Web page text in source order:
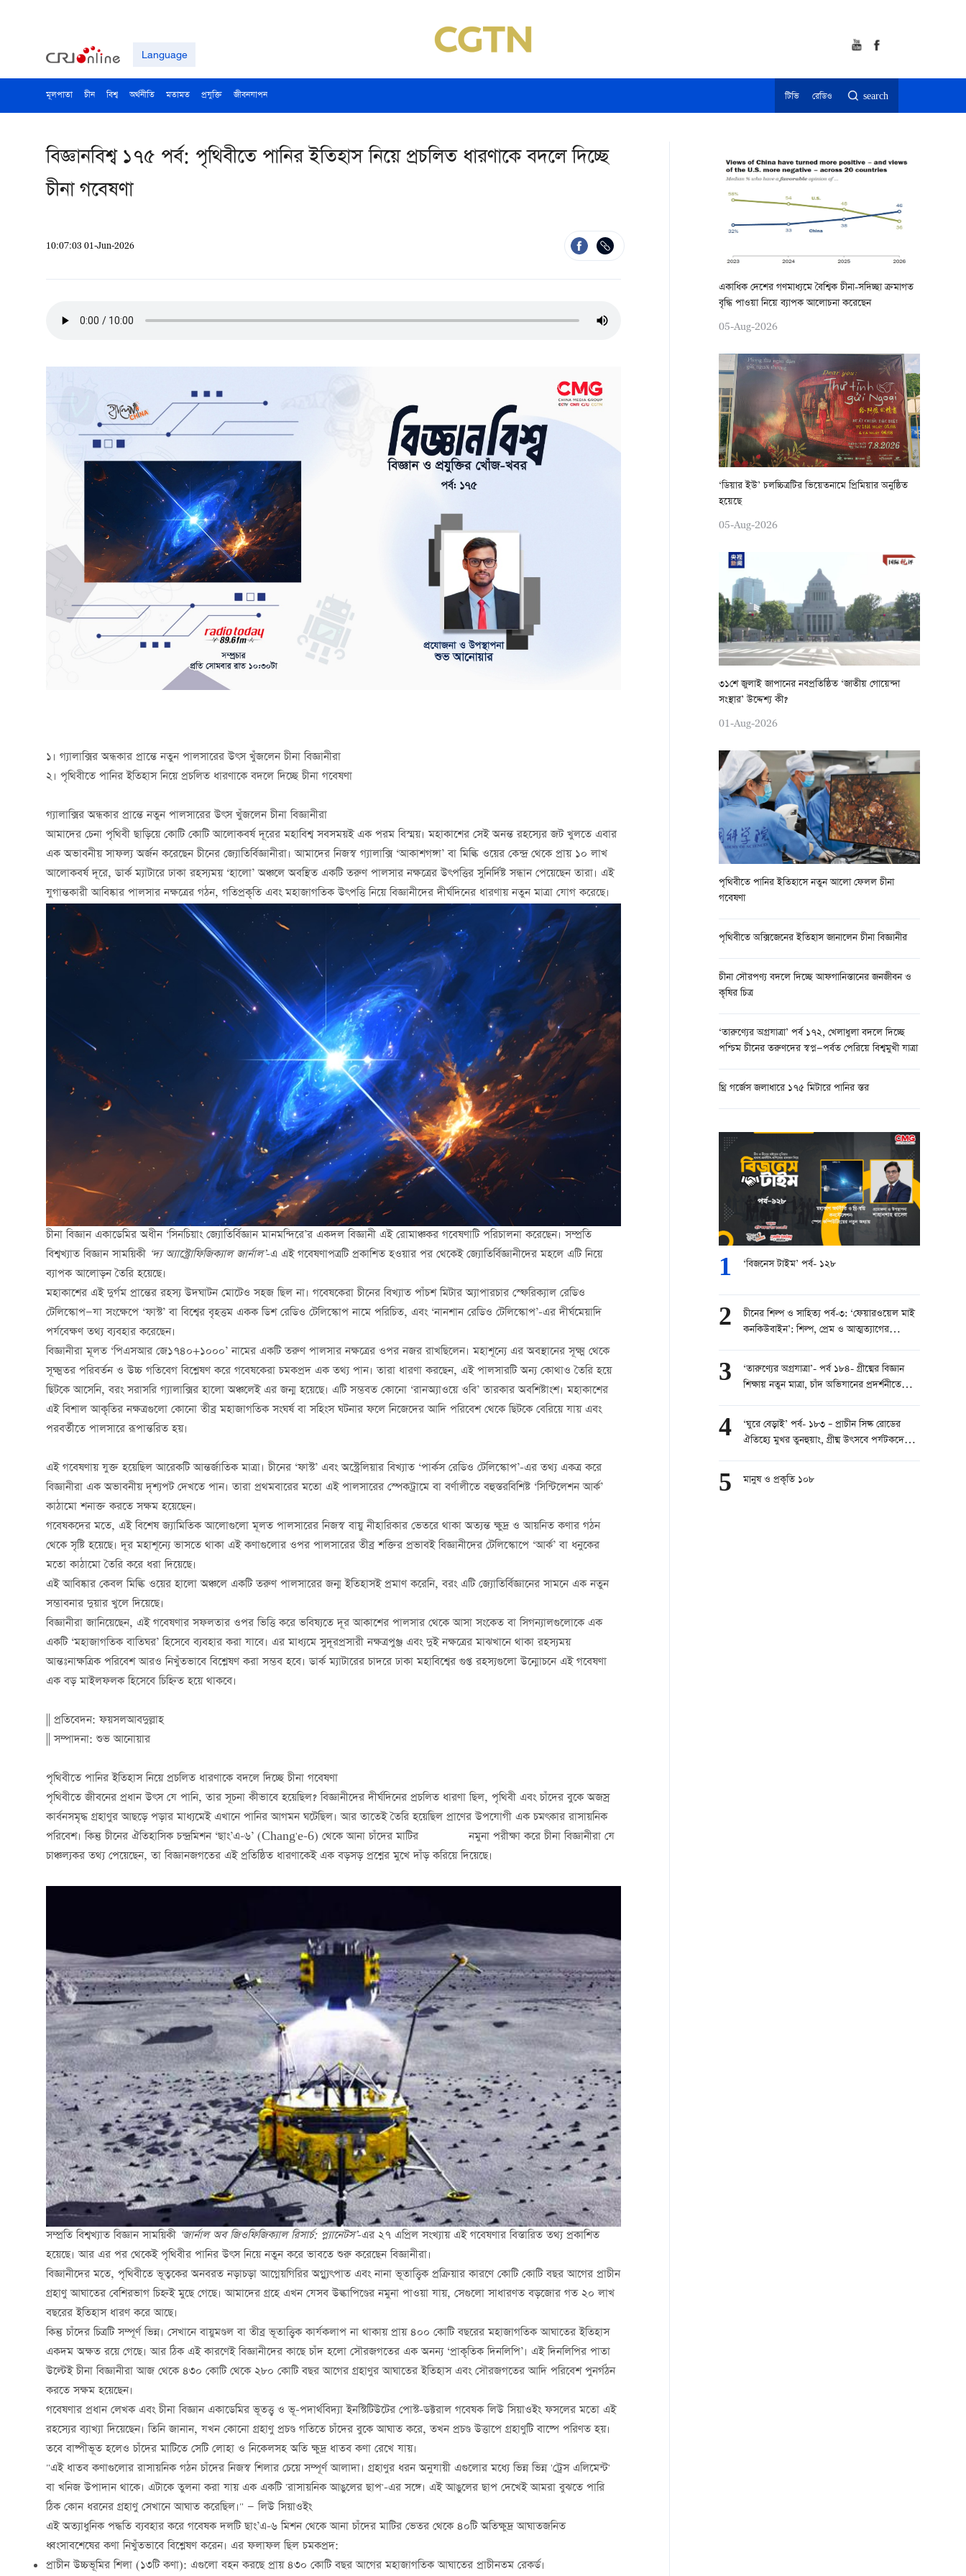
Language
মূলপাতা চীন বিশ্ব অর্থনীতি মতামত প্রযুক্তি জীবনযাপন টিভি রেডিও search
বিজ্ঞানবিশ্ব ১৭৫ পর্ব: পৃথিবীতে পানির ইতিহাস নিয়ে প্রচলিত ধারণাকে বদলে দিচ্ছে
চীনা গবেষণা
10:07:03 01-Jun-2026
১। গ্যালাক্সির অন্ধকার প্রান্তে নতুন পালসারের উৎস খুঁজলেন চীনা বিজ্ঞানীরা
২। পৃথিবীতে পানির ইতিহাস নিয়ে প্রচলিত ধারণাকে বদলে দিচ্ছে চীনা গবেষণা
গ্যালাক্সির অন্ধকার প্রান্তে নতুন পালসারের উৎস খুঁজলেন চীনা বিজ্ঞানীরা
আমাদের চেনা পৃথিবী ছাড়িয়ে কোটি কোটি আলোকবর্ষ দূরের মহাবিশ্ব সবসময়ই এক পরম বিস্ময়। মহাকাশের সেই অনন্ত রহস্যের জট খুলতে এবার
এক অভাবনীয় সাফল্য অর্জন করেছেন চীনের জ্যোতির্বিজ্ঞানীরা। আমাদের নিজস্ব গ্যালাক্সি ‘আকাশগঙ্গা’ বা মিল্কি ওয়ের কেন্দ্র থেকে প্রায় ১০ লাখ
আলোকবর্ষ দূরে, ডার্ক ম্যাটারে ঢাকা রহস্যময় ‘হালো’ অঞ্চলে অবস্থিত একটি তরুণ পালসার নক্ষত্রের উৎপত্তির সুনির্দিষ্ট সন্ধান পেয়েছেন তারা। এই
যুগান্তকারী আবিষ্কার পালসার নক্ষত্রের গঠন, গতিপ্রকৃতি এবং মহাজাগতিক উৎপত্তি নিয়ে বিজ্ঞানীদের দীর্ঘদিনের ধারণায় নতুন মাত্রা যোগ করেছে।
চীনা বিজ্ঞান একাডেমির অধীন ‘সিনচিয়াং জ্যোতির্বিজ্ঞান মানমন্দিরে’র একদল বিজ্ঞানী এই রোমাঞ্চকর গবেষণাটি পরিচালনা করেছেন। সম্প্রতি
বিশ্বখ্যাত বিজ্ঞান সাময়িকী ‘দ্য অ্যাস্ট্রোফিজিক্যাল জার্নাল’-এ এই গবেষণাপত্রটি প্রকাশিত হওয়ার পর থেকেই জ্যোতির্বিজ্ঞানীদের মহলে এটি নিয়ে
ব্যাপক আলোড়ন তৈরি হয়েছে।
মহাকাশের এই দুর্গম প্রান্তের রহস্য উদঘাটন মোটেও সহজ ছিল না। গবেষকেরা চীনের বিখ্যাত পাঁচশ মিটার অ্যাপারচার স্ফেরিক্যাল রেডিও
টেলিস্কোপ—যা সংক্ষেপে ‘ফাস্ট’ বা বিশ্বের বৃহত্তম একক ডিশ রেডিও টেলিস্কোপ নামে পরিচিত, এবং ‘নানশান রেডিও টেলিস্কোপ’-এর দীর্ঘমেয়াদি
পর্যবেক্ষণ তথ্য ব্যবহার করেছেন।
বিজ্ঞানীরা মূলত ‘পিএসআর জে১৭৪০+১০০০’ নামের একটি তরুণ পালসার নক্ষত্রের ওপর নজর রাখছিলেন। মহাশূন্যে এর অবস্থানের সূক্ষ্ম থেকে
সূক্ষ্মতর পরিবর্তন ও উচ্চ গতিবেগ বিশ্লেষণ করে গবেষকেরা চমকপ্রদ এক তথ্য পান। তারা ধারণা করছেন, এই পালসারটি অন্য কোথাও তৈরি হয়ে
ছিটকে আসেনি, বরং সরাসরি গ্যালাক্সির হালো অঞ্চলেই এর জন্ম হয়েছে। এটি সম্ভবত কোনো ‘রানঅ্যাওয়ে ওবি’ তারকার অবশিষ্টাংশ। মহাকাশের
এই বিশাল আকৃতির নক্ষত্রগুলো কোনো তীব্র মহাজাগতিক সংঘর্ষ বা সহিংস ঘটনার ফলে নিজেদের আদি পরিবেশ থেকে ছিটকে বেরিয়ে যায় এবং
পরবর্তীতে পালসারে রূপান্তরিত হয়।
এই গবেষণায় যুক্ত হয়েছিল আরেকটি আন্তর্জাতিক মাত্রা। চীনের ‘ফাস্ট’ এবং অস্ট্রেলিয়ার বিখ্যাত ‘পার্কস রেডিও টেলিস্কোপ’-এর তথ্য একত্র করে
বিজ্ঞানীরা এক অভাবনীয় দৃশ্যপট দেখতে পান। তারা প্রথমবারের মতো এই পালসারের স্পেকট্রামে বা বর্ণালীতে বহুস্তরবিশিষ্ট ‘সিন্টিলেশন আর্ক’
কাঠামো শনাক্ত করতে সক্ষম হয়েছেন।
গবেষকদের মতে, এই বিশেষ জ্যামিতিক আলোগুলো মূলত পালসারের নিজস্ব বায়ু নীহারিকার ভেতরে থাকা অত্যন্ত ক্ষুদ্র ও আয়নিত কণার গঠন
থেকে সৃষ্টি হয়েছে। দূর মহাশূন্যে ভাসতে থাকা এই কণাগুলোর ওপর পালসারের তীব্র শক্তির প্রভাবই বিজ্ঞানীদের টেলিস্কোপে ‘আর্ক’ বা ধনুকের
মতো কাঠামো তৈরি করে ধরা দিয়েছে।
এই আবিষ্কার কেবল মিল্কি ওয়ের হালো অঞ্চলে একটি তরুণ পালসারের জন্ম ইতিহাসই প্রমাণ করেনি, বরং এটি জ্যোতির্বিজ্ঞানের সামনে এক নতুন
সম্ভাবনার দুয়ার খুলে দিয়েছে।
বিজ্ঞানীরা জানিয়েছেন, এই গবেষণার সফলতার ওপর ভিত্তি করে ভবিষ্যতে দূর আকাশের পালসার থেকে আসা সংকেত বা সিগন্যালগুলোকে এক
একটি ‘মহাজাগতিক বাতিঘর’ হিসেবে ব্যবহার করা যাবে। এর মাধ্যমে সুদূরপ্রসারী নক্ষত্রপুঞ্জ এবং দুই নক্ষত্রের মাঝখানে থাকা রহস্যময়
আন্তঃনাক্ষত্রিক পরিবেশ আরও নিখুঁতভাবে বিশ্লেষণ করা সম্ভব হবে। ডার্ক ম্যাটারের চাদরে ঢাকা মহাবিশ্বের গুপ্ত রহস্যগুলো উন্মোচনে এই গবেষণা
এক বড় মাইলফলক হিসেবে চিহ্নিত হয়ে থাকবে।
|| প্রতিবেদন: ফয়সলআবদুল্লাহ
|| সম্পাদনা: শুভ আনোয়ার
পৃথিবীতে পানির ইতিহাস নিয়ে প্রচলিত ধারণাকে বদলে দিচ্ছে চীনা গবেষণা
পৃথিবীতে জীবনের প্রধান উৎস যে পানি, তার সূচনা কীভাবে হয়েছিল? বিজ্ঞানীদের দীর্ঘদিনের প্রচলিত ধারণা ছিল, পৃথিবী এবং চাঁদের বুকে অজস্র
কার্বনসমৃদ্ধ গ্রহাণুর আছড়ে পড়ার মাধ্যমেই এখানে পানির আগমন ঘটেছিল। আর তাতেই তৈরি হয়েছিল প্রাণের উপযোগী এক চমৎকার রাসায়নিক
পরিবেশ। কিন্তু চীনের ঐতিহাসিক চন্দ্রমিশন ‘ছাং’এ-৬’ (Chang'e-6) থেকে আনা চাঁদের মাটির নমুনা পরীক্ষা করে চীনা বিজ্ঞানীরা যে
চাঞ্চল্যকর তথ্য পেয়েছেন, তা বিজ্ঞানজগতের এই প্রতিষ্ঠিত ধারণাকেই এক বড়সড় প্রশ্নের মুখে দাঁড় করিয়ে দিয়েছে।
সম্প্রতি বিশ্বখ্যাত বিজ্ঞান সাময়িকী ‘জার্নাল অব জিওফিজিক্যাল রিসার্চ: প্ল্যানেটস’-এর ২৭ এপ্রিল সংখ্যায় এই গবেষণার বিস্তারিত তথ্য প্রকাশিত
হয়েছে। আর এর পর থেকেই পৃথিবীর পানির উৎস নিয়ে নতুন করে ভাবতে শুরু করেছেন বিজ্ঞানীরা।
বিজ্ঞানীদের মতে, পৃথিবীতে ভূত্বকের অনবরত নড়াচড়া আগ্নেয়গিরির অগ্ন্যুৎপাত এবং নানা ভূতাত্ত্বিক প্রক্রিয়ার কারণে কোটি কোটি বছর আগের প্রাচীন
গ্রহাণু আঘাতের বেশিরভাগ চিহ্নই মুছে গেছে। আমাদের গ্রহে এখন যেসব উল্কাপিণ্ডের নমুনা পাওয়া যায়, সেগুলো সাধারণত বড়জোর গত ২০ লাখ
বছরের ইতিহাস ধারণ করে আছে।
কিন্তু চাঁদের চিত্রটি সম্পূর্ণ ভিন্ন। সেখানে বায়ুমণ্ডল বা তীব্র ভূতাত্ত্বিক কার্যকলাপ না থাকায় প্রায় ৪০০ কোটি বছরের মহাজাগতিক আঘাতের ইতিহাস
একদম অক্ষত রয়ে গেছে। আর ঠিক এই কারণেই বিজ্ঞানীদের কাছে চাঁদ হলো সৌরজগতের এক অনন্য ‘প্রাকৃতিক দিনলিপি’। এই দিনলিপির পাতা
উল্টেই চীনা বিজ্ঞানীরা আজ থেকে ৪৩০ কোটি থেকে ২৮০ কোটি বছর আগের গ্রহাণুর আঘাতের ইতিহাস এবং সৌরজগতের আদি পরিবেশ পুনর্গঠন
করতে সক্ষম হয়েছেন।
গবেষণার প্রধান লেখক এবং চীনা বিজ্ঞান একাডেমির ভূতত্ত্ব ও ভূ-পদার্থবিদ্যা ইনস্টিটিউটের পোস্ট-ডক্টরাল গবেষক লিউ সিয়াওইং ফসলের মতো এই
রহস্যের ব্যাখ্যা দিয়েছেন। তিনি জানান, যখন কোনো গ্রহাণু প্রচণ্ড গতিতে চাঁদের বুকে আঘাত করে, তখন প্রচণ্ড উত্তাপে গ্রহাণুটি বাষ্পে পরিণত হয়।
তবে বাষ্পীভূত হলেও চাঁদের মাটিতে সেটি লোহা ও নিকেলসহ অতি ক্ষুদ্র ধাতব কণা রেখে যায়।
"এই ধাতব কণাগুলোর রাসায়নিক গঠন চাঁদের নিজস্ব শিলার চেয়ে সম্পূর্ণ আলাদা। গ্রহাণুর ধরন অনুযায়ী এগুলোর মধ্যে ভিন্ন ভিন্ন 'ট্রেস এলিমেন্ট'
বা খনিজ উপাদান থাকে। এটাকে তুলনা করা যায় এক একটি 'রাসায়নিক আঙুলের ছাপ'-এর সঙ্গে। এই আঙুলের ছাপ দেখেই আমরা বুঝতে পারি
ঠিক কোন ধরনের গ্রহাণু সেখানে আঘাত করেছিল।" — লিউ সিয়াওইং
এই অত্যাধুনিক পদ্ধতি ব্যবহার করে গবেষক দলটি ছাং’এ-৬ মিশন থেকে আনা চাঁদের মাটির ভেতর থেকে ৪০টি অতিক্ষুদ্র আঘাতজনিত
ধ্বংসাবশেষের কণা নিখুঁতভাবে বিশ্লেষণ করেন। এর ফলাফল ছিল চমকপ্রদ:
প্রাচীন উচ্চভূমির শিলা (১৩টি কণা): এগুলো বহন করছে প্রায় ৪৩০ কোটি বছর আগের মহাজাগতিক আঘাতের প্রাচীনতম রেকর্ড।
একাধিক দেশের গণমাধ্যমে বৈশ্বিক চীনা-সদিচ্ছা ক্রমাগত
বৃদ্ধি পাওয়া নিয়ে ব্যাপক আলোচনা করেছেন
05-Aug-2026
‘ডিয়ার ইউ’ চলচ্চিত্রটির ভিয়েতনামে প্রিমিয়ার অনুষ্ঠিত
হয়েছে
05-Aug-2026
৩১শে জুলাই জাপানের নবপ্রতিষ্ঠিত ‘জাতীয় গোয়েন্দা
সংস্থার’ উদ্দেশ্য কী?
01-Aug-2026
পৃথিবীতে পানির ইতিহাসে নতুন আলো ফেলল চীনা
গবেষণা
পৃথিবীতে অক্সিজেনের ইতিহাস জানালেন চীনা বিজ্ঞানীর
চীনা সৌরপণ্য বদলে দিচ্ছে আফগানিস্তানের জনজীবন ও
কৃষির চিত্র
‘তারুণ্যের অগ্রযাত্রা’ পর্ব ১৭২, খেলাধুলা বদলে দিচ্ছে
পশ্চিম চীনের তরুণদের স্বপ্ন—পর্বত পেরিয়ে বিশ্বমুখী যাত্রা
থ্রি গর্জেস জলাধারে ১৭৫ মিটারে পানির স্তর
1 ‘বিজনেস টাইম’ পর্ব- ১২৮
2
চীনের শিল্প ও সাহিত্য পর্ব-৩: ‘ফেয়ারওয়েল মাই
কনকিউবাইন’: শিল্প, প্রেম ও আত্মত্যাগের
3
‘তারুণ্যের অগ্রযাত্রা’- পর্ব ১৮৪- গ্রীষ্মের বিজ্ঞান
শিক্ষায় নতুন মাত্রা, চাঁদ অভিযানের প্রদর্শনীতে
4
‘ঘুরে বেড়াই’ পর্ব- ১৮৩ – প্রাচীন সিল্ক রোডের
ঐতিহ্যে মুখর তুনহুয়াং, গ্রীষ্ম উৎসবে পর্যটকদের
5 মানুষ ও প্রকৃতি ১০৮